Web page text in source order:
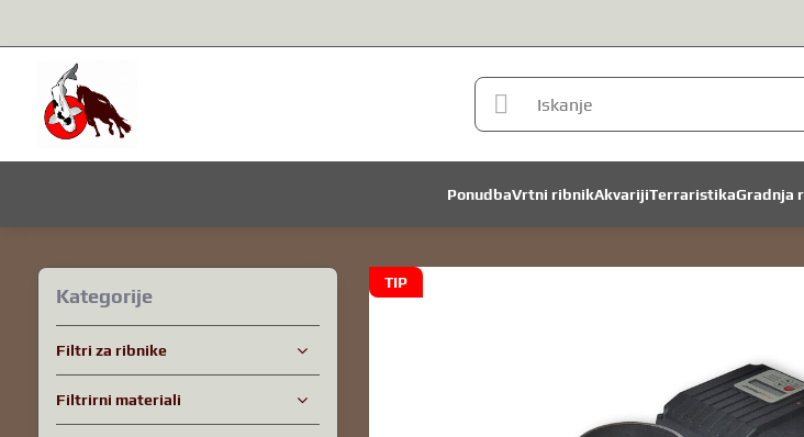
PonudbaVrtni ribnikAkvarijiTerraristikaGradnja
TIP
Kategorije
Filtri za ribnike
Filtrirni materiali